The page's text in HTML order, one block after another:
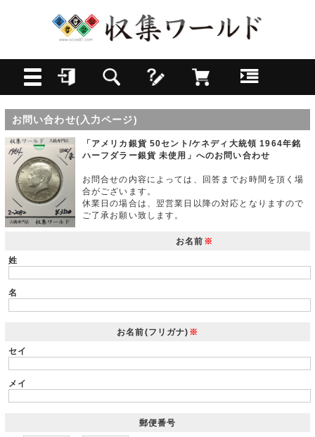
お問い合わせ(入力ページ)
「アメリカ銀貨 50セント/ケネディ大統領 1964年銘
ハーフダラー銀貨 未使用」へのお問い合わせ
お問合せの内容によっては、回答までお時間を頂く場
合がございます。
休業日の場合は、翌営業日以降の対応となりますので
ご了承お願い致します。
お名前 ※
姓
名
お名前(フリガナ) ※
セイ
メイ
郵便番号